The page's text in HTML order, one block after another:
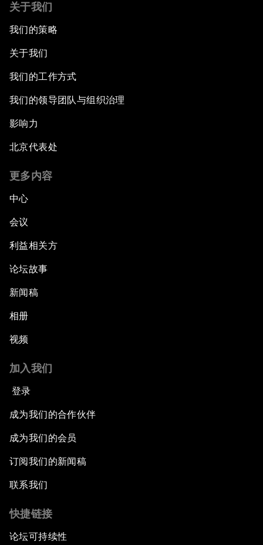
关于我们
我们的策略
关于我们
我们的工作方式
我们的领导团队与组织治理
影响力
北京代表处
更多内容
中心
会议
利益相关方
论坛故事
新闻稿
相册
视频
加入我们
登录
成为我们的合作伙伴
成为我们的会员
订阅我们的新闻稿
联系我们
快捷链接
论坛可持续性